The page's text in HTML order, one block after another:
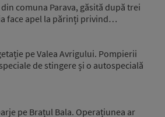
comuna Parava, găsită după trei
face apel la părinți privind…
pe Valea Avrigului. Pompierii
de stingere și o autospecială
pe Brațul Bala. Operațiunea ar